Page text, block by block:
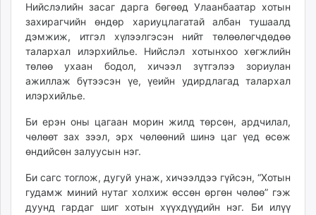
mglradio.com
fact.mn
itoim.mn
tumen.mn
shuum.mn
times.mn
tvmongolia.mn
mass.mn
unegui.mn
assa.mn
toim.mn
tac.mn
Нийслэлийн засаг дарга бөгөөд Улаанбаатар хотын
захирагчийн өндөр хариуцлагатай албан тушаалд
дэмжиж, итгэл хүлээлгэсэн нийт төлөөлөгчдөдөө
талархал илэрхийлье. Нийслэл хотынхоо хөгжлийн
төлөө ухаан бодол, хичээл зүтгэлээ зориулан
ажиллаж бүтээсэн үе, үеийн удирдлагад талархал
илэрхийлье.
Би ерэн оны цагаан морин жилд төрсөн, ардчилал,
чөлөөт зах зээл, эрх чөлөөний шинэ цаг үед өсөж
өндийсөн залуусын нэг.
Би сагс тоглож, дугуй унаж, хичээлдээ гүйсэн, “Хотын
гудамж миний нутаг холхиж өссөн өргөн чөлөө” гэж
дуунд гардаг шиг хотын хүүхдүүдийн нэг. Би илүү